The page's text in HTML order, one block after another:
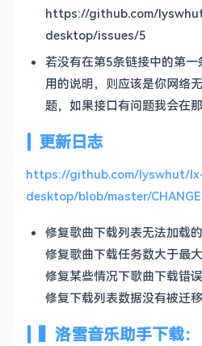
https://github.com/
desktop/issues/5
若没有在第5条链接中的第
用的说明，则应该是你网络
题，如果接口有问题我会在那
更新日志
https://github.com/lyswhut/
desktop/blob/master/
修复歌曲下载列表无法加载
修复歌曲下载任务数大于最
修复某些情况下歌曲下载错
修复下载列表数据没有被迁
▍洛雪音乐助手下载：